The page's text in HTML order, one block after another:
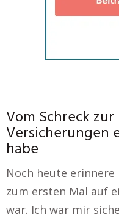
Vom Schreck
Versicherungen
habe
Noch heute
zum ersten Mal auf
war. Ich war mir